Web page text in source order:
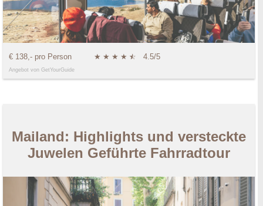
€ 138,- pro Person ★ ★ ★ ★ ★
☆ 4.5/5
Angebot von GetYourGuide
Mailand: Highlights und versteckte
Juwelen Geführte Fahrradtour